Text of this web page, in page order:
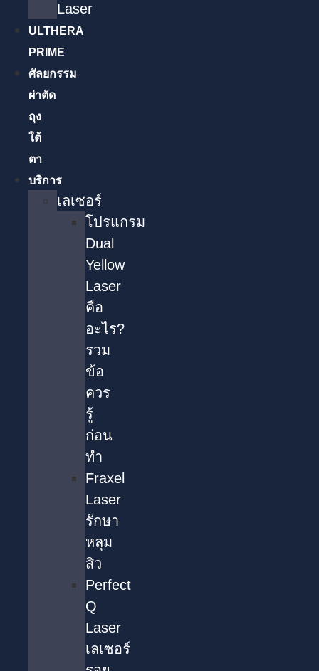
Laser
ULTHERA
PRIME
ศัลยกรรม
ผ่าตัด
ถุง
ใต้
ตา
บริการ
เลเซอร์
โปรแกรม
Dual
Yellow
Laser
คือ
อะไร?
รวม
ข้อ
ควร
รู้
ก่อน
ทำ
Fraxel
Laser
รักษา
หลุม
สิว
Perfect
Q
Laser
เลเซอร์